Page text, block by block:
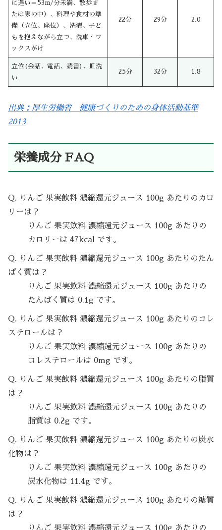
に遅い＝53m/分未満、散歩ま
たは家の中）、料理や食材の準
備（立位、座位）、洗濯、子ど
もを抱えながら立つ、洗車・ワ
ックスがけ
22分 29分 2.0
立位(会話、電話、読書)、皿洗
い
25分 32分 1.8
出典：厚生労働省 健康づくりのための身体活動基準
2013
栄養成分 FAQ
Q. りんご 果実飲料 濃縮還元ジュース 100g あたりのカロ
リーは？
りんご 果実飲料 濃縮還元ジュース 100g あたりの
カロリーは 47kcal です。
Q. りんご 果実飲料 濃縮還元ジュース 100g あたりのたん
ぱく質は？
りんご 果実飲料 濃縮還元ジュース 100g あたりの
たんぱく質は 0.1g です。
Q. りんご 果実飲料 濃縮還元ジュース 100g あたりのコレ
ステロールは？
りんご 果実飲料 濃縮還元ジュース 100g あたりの
コレステロールは 0mg です。
Q. りんご 果実飲料 濃縮還元ジュース 100g あたりの脂質
は？
りんご 果実飲料 濃縮還元ジュース 100g あたりの
脂質は 0.2g です。
Q. りんご 果実飲料 濃縮還元ジュース 100g あたりの炭水
化物は？
りんご 果実飲料 濃縮還元ジュース 100g あたりの
炭水化物は 11.4g です。
Q. りんご 果実飲料 濃縮還元ジュース 100g あたりの糖質
は？
りんご 果実飲料 濃縮還元ジュース 100g あたりの